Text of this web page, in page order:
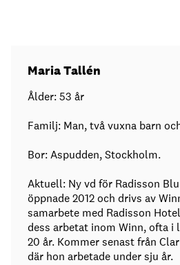
Maria Tallén
Ålder: 53 år
Familj: Man, två vuxna barn
Bor: Aspudden, Stockholm.
Aktuell: Ny vd för Radisson
öppnade 2012 och drivs av
samarbete med Radisson
dess arbetat inom Winn, ofta i
20 år. Kommer senast från
där hon arbetade under sju år.